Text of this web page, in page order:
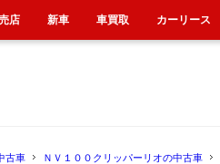
古車 ＮＶ１００クリッパーリオの中古車
店 新車 車買取 カーリース